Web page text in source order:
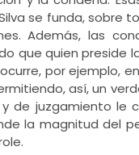
se funda,
Además, las
que quien preside
por ejemplo,
así, un
de juzgamiento le
la magnitud del